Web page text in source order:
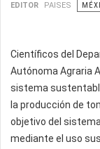
EDITOR PAISES
Científicos del
Autónoma Agraria
sistema
la producción de
objetivo del
mediante el uso